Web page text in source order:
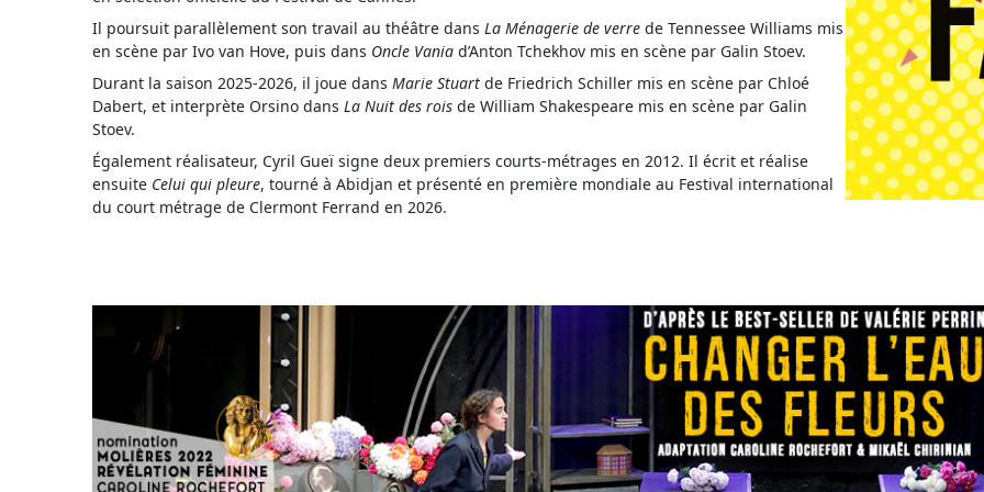
Il poursuit parallèlement son travail au théâtre dans La Ménagerie de verre de Tennessee Williams mis
en scène par Ivo van Hove, puis dans Oncle Vania d’Anton Tchekhov mis en scène par Galin Stoev.
Durant la saison 2025-2026, il joue dans Marie Stuart de Friedrich Schiller mis en scène par Chloé
Dabert, et interprète Orsino dans La Nuit des rois de William Shakespeare mis en scène par Galin
Stoev.
Également réalisateur, Cyril Gueï signe deux premiers courts-métrages en 2012. Il écrit et réalise
ensuite Celui qui pleure, tourné à Abidjan et présenté en première mondiale au Festival international
du court métrage de Clermont Ferrand en 2026.